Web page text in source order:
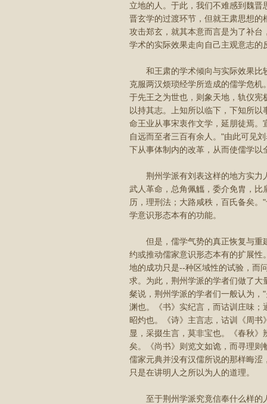
立地的人。于此，我们不难感到魏
晋玄学的过渡环节，但就王肃思想
攻击郑玄，就其本意而言是为了补
学术的实际效果走向自己主观意志的
和王肃的学术倾向与实际效果比
克服两汉烦琐经学所造成的儒学危
于先王之为世也，则象天地，轨仪
以持其志。上知所以临下，下知所
命王业从事宋衷作文学，延朋徒焉
自远而至者三百有余人。"由此可见
下从事体制内的改革，从而使儒学
荆州学派有刘表这样的地方实力
武人革命，总角佩觿，委介免胄，
历，理刑法；大路咸秩，百氏备矣
学意识形态本有的功能。
但是，儒学气势的真正恢复与重
约或推动儒家意识形态本有的扩展
地的成功只是--种区域性的试验，而
求。为此，荆州学派的学者们做了
粲说，荆州学派的学者们一般认为
渊也。《书》实纪言，而诂训庄味
昭灼也。《诗》主言志，诂训《周
显，采掇生言，莫非宝也。《春秋
矣。《尚书》则览文如诡，而寻理
儒家元典并没有汉儒所说的那样晦
只是在讲明人之所以为人的道理。
至于荆州学派究竟信奉什么样的